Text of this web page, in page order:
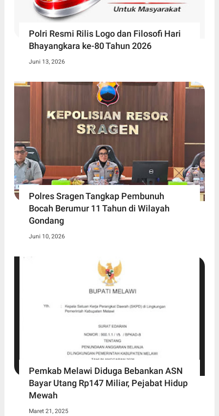
Polri Resmi Rilis Logo dan Filosofi Hari
Bhayangkara ke-80 Tahun 2026
Juni 13, 2026
Polres Sragen Tangkap Pembunuh
Bocah Berumur 11 Tahun di Wilayah
Gondang
Juni 10, 2026
Pemkab Melawi Diduga Bebankan ASN
Bayar Utang Rp147 Miliar, Pejabat Hidup
Mewah
Maret 21, 2025